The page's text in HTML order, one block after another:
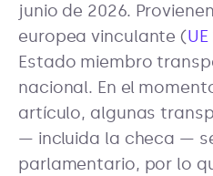
junio de 2026.
europea vinculante (
Estado miembro
nacional. En el
artículo, algunas
— incluida la checa —
parlamentario, por lo